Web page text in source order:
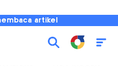
artikel